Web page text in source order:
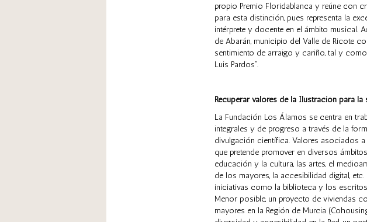
propio Premio Floridablanca y reúne con
para esta distinción, pues representa la
intérprete y docente en el ámbito musical.
de Abarán, municipio del Valle de Ricote
sentimiento de arraigo y cariño, tal y
Luis Pardos”.
Recuperar valores de la Ilustración para la
La Fundación Los Álamos se centra en
integrales y de progreso a través de la
divulgación científica. Valores asociados
que pretende promover en diversos
educación y la cultura, las artes, el
de los mayores, la accesibilidad digital,
iniciativas como la biblioteca y los
Menor posible, un proyecto de viviendas
mayores en la Región de Murcia